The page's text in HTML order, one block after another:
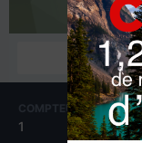
COMPTEUR DE
1